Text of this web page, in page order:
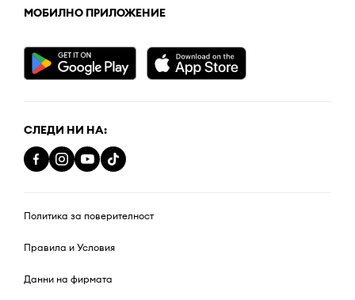
МОБИЛНО ПРИЛОЖЕНИЕ
СЛЕДИ НИ НА:
Политика за поверителност
Правила и Условия
Данни на фирмата